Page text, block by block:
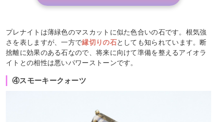
プレナイトは薄緑色のマスカットに似た色合いの石です。根気強
さを表しますが、一方で縁切りの石としても知られています。断
捨離に効果のある石なので、将来に向けて準備を整えるアイオラ
イトとの相性は悪いパワーストーンです。
④スモーキークォーツ